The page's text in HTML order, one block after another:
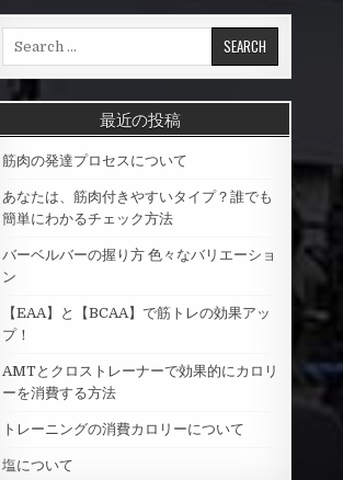
a
r
f
o
r
最近の投稿
筋肉の発達プロセスについて
あなたは、筋肉付きやすいタイプ？誰でも
簡単にわかるチェック方法
バーベルバーの握り方 色々なバリエーショ
ン
【EAA】と【BCAA】で筋トレの効果アッ
プ！
AMTとクロストレーナーで効果的にカロリ
ーを消費する方法
トレーニングの消費カロリーについて
塩について